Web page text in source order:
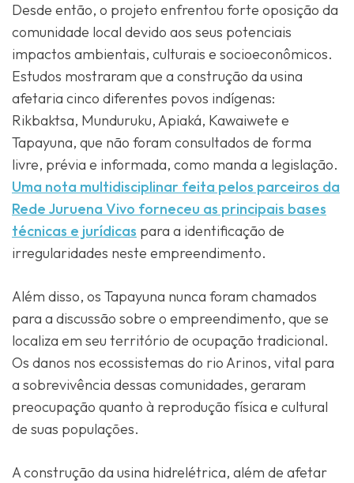
Desde então, o projeto enfrentou forte oposição da
comunidade local devido aos seus potenciais
impactos ambientais, culturais e socioeconômicos.
Estudos mostraram que a construção da usina
afetaria cinco diferentes povos indígenas:
Rikbaktsa, Munduruku, Apiaká, Kawaiwete e
Tapayuna, que não foram consultados de forma
livre, prévia e informada, como manda a legislação.
Uma nota multidisciplinar feita pelos parceiros da
Rede Juruena Vivo forneceu as principais bases
técnicas e jurídicas para a identificação de
irregularidades neste empreendimento.
Além disso, os Tapayuna nunca foram chamados
para a discussão sobre o empreendimento, que se
localiza em seu território de ocupação tradicional.
Os danos nos ecossistemas do rio Arinos, vital para
a sobrevivência dessas comunidades, geraram
preocupação quanto à reprodução física e cultural
de suas populações.
A construção da usina hidrelétrica, além de afetar